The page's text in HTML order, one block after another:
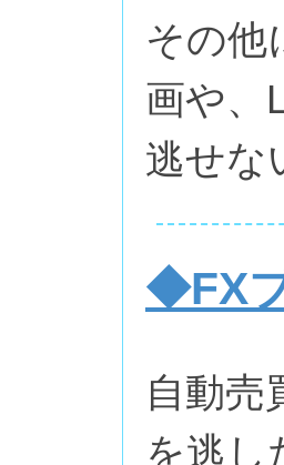
その他
画や、
逃せな
◆FX
自動売
を逃し